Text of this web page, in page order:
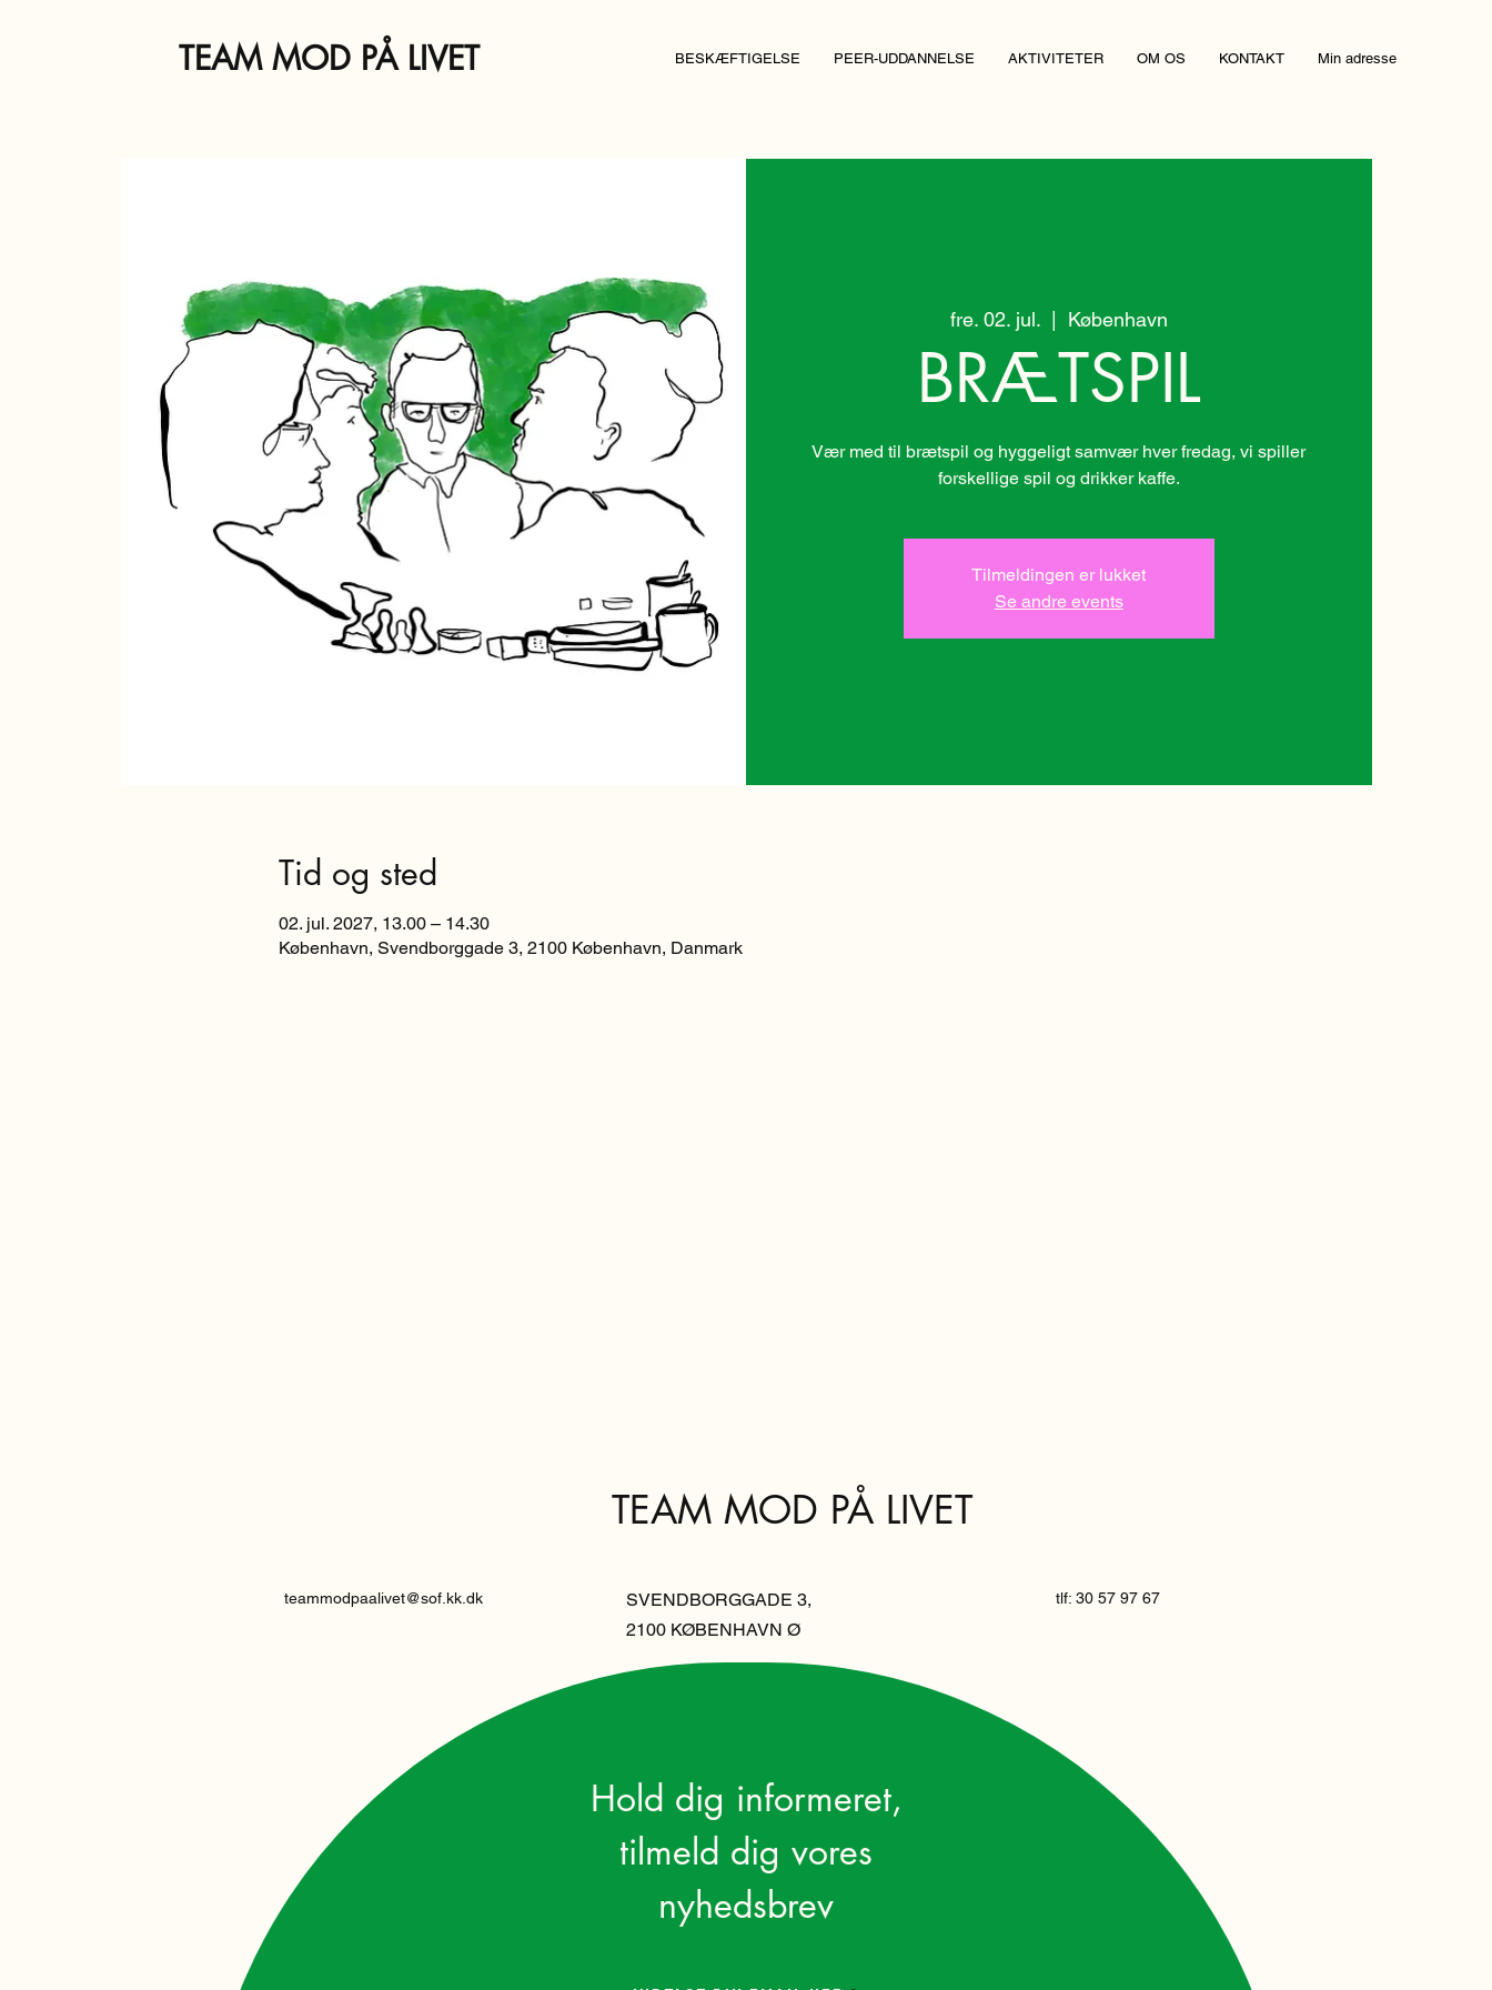
TEAM MOD PÅ LIVET BESKÆFTIGELSE PEER-UDDANNELSE AKTIVITETER OM OS KONTAKT Min adresse
fre. 02. jul.
  |
København
BRÆTSPIL
Vær med til brætspil og hyggeligt samvær hver fredag, vi spiller
forskellige spil og drikker kaffe.
Tilmeldingen er lukket
Se andre events
Tid og sted
02. jul. 2027, 13.00 – 14.30
København, Svendborggade 3, 2100 København, Danmark
TEAM MOD PÅ LIVET
teammodpaalivet@sof.kk.dk
SVENDBORGGADE 3,
2100 KØBENHAVN Ø
tlf: 30 57 97 67
Hold dig informeret,
tilmeld dig vores
nyhedsbrev